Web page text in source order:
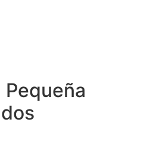
Pequeña